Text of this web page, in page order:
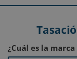
¿Cuál es la